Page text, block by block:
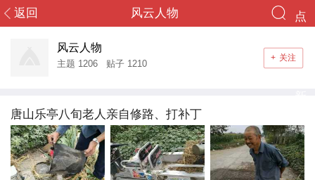
风云人物
返回
点
重
加
载
您好，游客！
注册
首页
社区
头条
风云人物
主题 1206 贴子 1210
+ 关注
唐山乐亭八旬老人亲自修路、打补丁